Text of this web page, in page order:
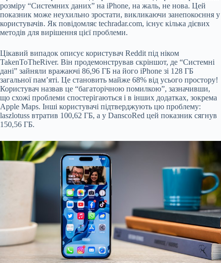
розміру “Системних даних” на iPhone, на жаль, не нова. Цей
показник може неухильно зростати, викликаючи занепокоєння у
користувачів. Як повідомляє techradar.com, існує кілька дієвих
методів для вирішення цієї проблеми.
Цікавий випадок описує користувач Reddit під ніком
TakenToTheRiver. Він продемонстрував скріншот, де “Системні
дані” зайняли вражаючі 86,96 ГБ на його iPhone зі 128 ГБ
загальної пам’яті. Це становить майже 68% від усього простору!
Користувач назвав це “багаторічною помилкою”, зазначивши,
що схожі проблеми спостерігаються і в інших додатках, зокрема
Apple Maps. Інші користувачі підтверджують цю проблему:
laszlotuss втратив 100,62 ГБ, а у DanscoRed цей показник сягнув
150,56 ГБ.